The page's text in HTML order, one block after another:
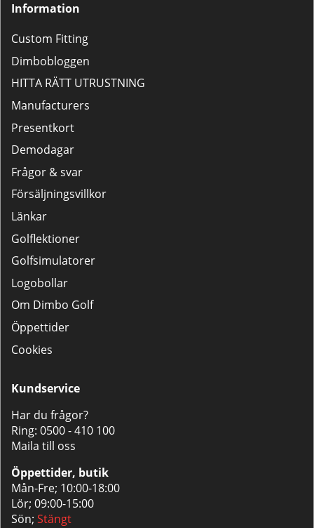
Information
Custom Fitting
Dimbobloggen
HITTA RÄTT UTRUSTNING
Manufacturers
Presentkort
Demodagar
Frågor & svar
Försäljningsvillkor
Länkar
Golflektioner
Golfsimulatorer
Logobollar
Om Dimbo Golf
Öppettider
Cookies
Kundservice
Har du frågor?
Ring: 0500 - 410 100
Maila till oss
Öppettider, butik
Mån-Fre; 10:00-18:00
Lör; 09:00-15:00
Sön; Stängt